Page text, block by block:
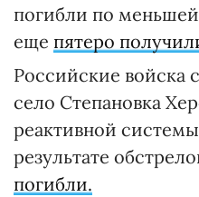
погибли по
еще пятеро
Российские войска
село Степановка
реактивной
результате
погибли.